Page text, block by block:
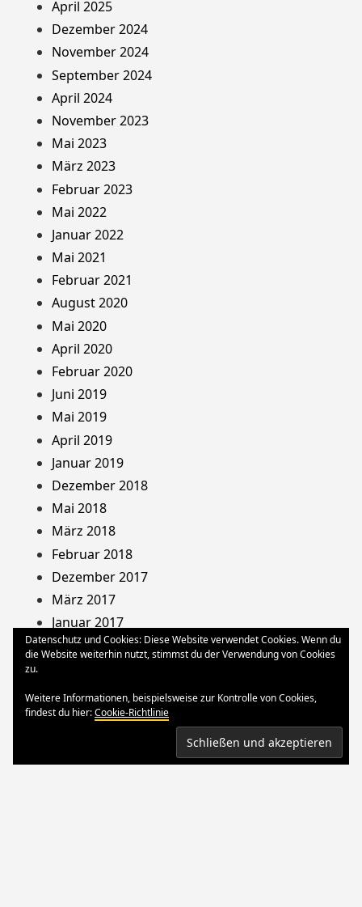
April 2025
Dezember 2024
November 2024
September 2024
April 2024
November 2023
Mai 2023
März 2023
Februar 2023
Mai 2022
Januar 2022
Mai 2021
Februar 2021
August 2020
Mai 2020
April 2020
Februar 2020
Juni 2019
Mai 2019
April 2019
Januar 2019
Dezember 2018
Mai 2018
März 2018
Februar 2018
Dezember 2017
März 2017
Januar 2017
August 2013
Oktober 2012
März 2012
Datenschutz und Cookies: Diese Website verwendet Cookies. Wenn du
die Website weiterhin nutzt, stimmst du der Verwendung von Cookies
zu.
Weitere Informationen, beispielsweise zur Kontrolle von Cookies,
findest du hier:Cookie-Richtlinie